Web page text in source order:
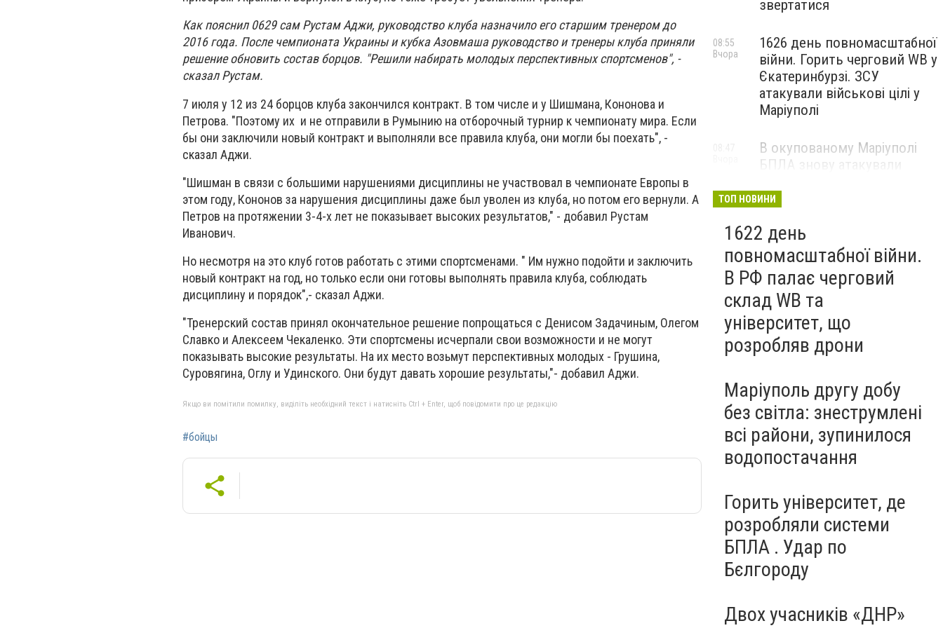
Как пояснил 0629 сам Рустам Аджи, руководство клуба назначило его старшим тренером до
2016 года. После чемпионата Украины и кубка Азовмаша руководство и тренеры клуба приняли
решение обновить состав борцов. "Решили набирать молодых перспективных спортсменов", -
сказал Рустам.
7 июля у 12 из 24 борцов клуба закончился контракт. В том числе и у Шишмана, Кононова и
Петрова. "Поэтому их и не отправили в Румынию на отборочный турнир к чемпионату мира. Если
бы они заключили новый контракт и выполняли все правила клуба, они могли бы поехать", -
сказал Аджи.
"Шишман в связи с большими нарушениями дисциплины не участвовал в чемпионате Европы в
этом году, Кононов за нарушения дисциплины даже был уволен из клуба, но потом его вернули. А
Петров на протяжении 3-4-х лет не показывает высоких результатов," - добавил Рустам
Иванович.
Но несмотря на это клуб готов работать с этими спортсменами. " Им нужно подойти и заключить
новый контракт на год, но только если они готовы выполнять правила клуба, соблюдать
дисциплину и порядок",- сказал Аджи.
"Тренерский состав принял окончательное решение попрощаться с Денисом Задачиным, Олегом
Славко и Алексеем Чекаленко. Эти спортсмены исчерпали свои возможности и не могут
показывать высокие результаты. На их место возьмут перспективных молодых - Грушина,
Суровягина, Оглу и Удинского. Они будут давать хорошие результаты,"- добавил Аджи.
Якщо ви помітили помилку, виділіть необхідний текст і натисніть Ctrl + Enter, щоб повідомити про це редакцію
#бойцы
звертатися
1626 день повномасштабної
війни. Горить черговий WB у
Єкатеринбурзі. ЗСУ
атакували військові цілі у
Маріуполі
08:55
Вчора
В окупованому Маріуполі
БПЛА знову атакували
— ВІДЕО
ТОП НОВИНИ
1622 день
повномасштабної війни.
В РФ палає черговий
склад WB та
університет, що
розробляв дрони
Маріуполь другу добу
без світла: знеструмлені
всі райони, зупинилося
водопостачання
Горить університет, де
розробляли системи
БПЛА . Удар по
Бєлгороду
Двох учасників «ДНР»